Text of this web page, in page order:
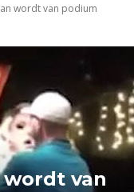
wordt van podium
van